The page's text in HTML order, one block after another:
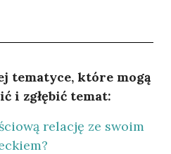
tematyce, które mogą
i zgłębić temat:
relację ze swoim